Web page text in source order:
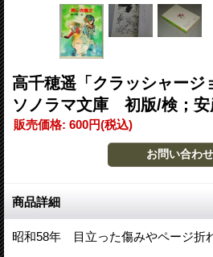
高千穂遥「クラッシャージ
ソノラマ文庫 初版/検；安
販売価格: 600円(税込)
商品詳細
昭和58年 目立った傷みやページ折